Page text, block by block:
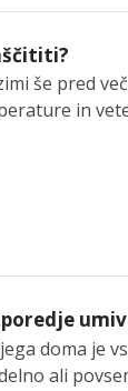
še pred
in
doma je
ali